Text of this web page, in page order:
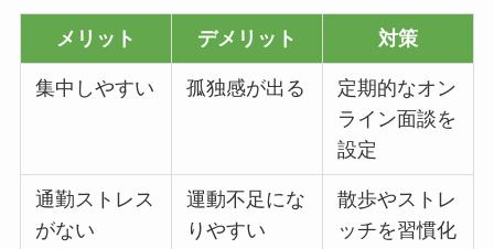
メリット デメリット 対策
集中しやすい 孤独感が出る
定期的なオン
ライン面談を
設定
通勤ストレス
がない
運動不足にな
りやすい
散歩やストレ
ッチを習慣化